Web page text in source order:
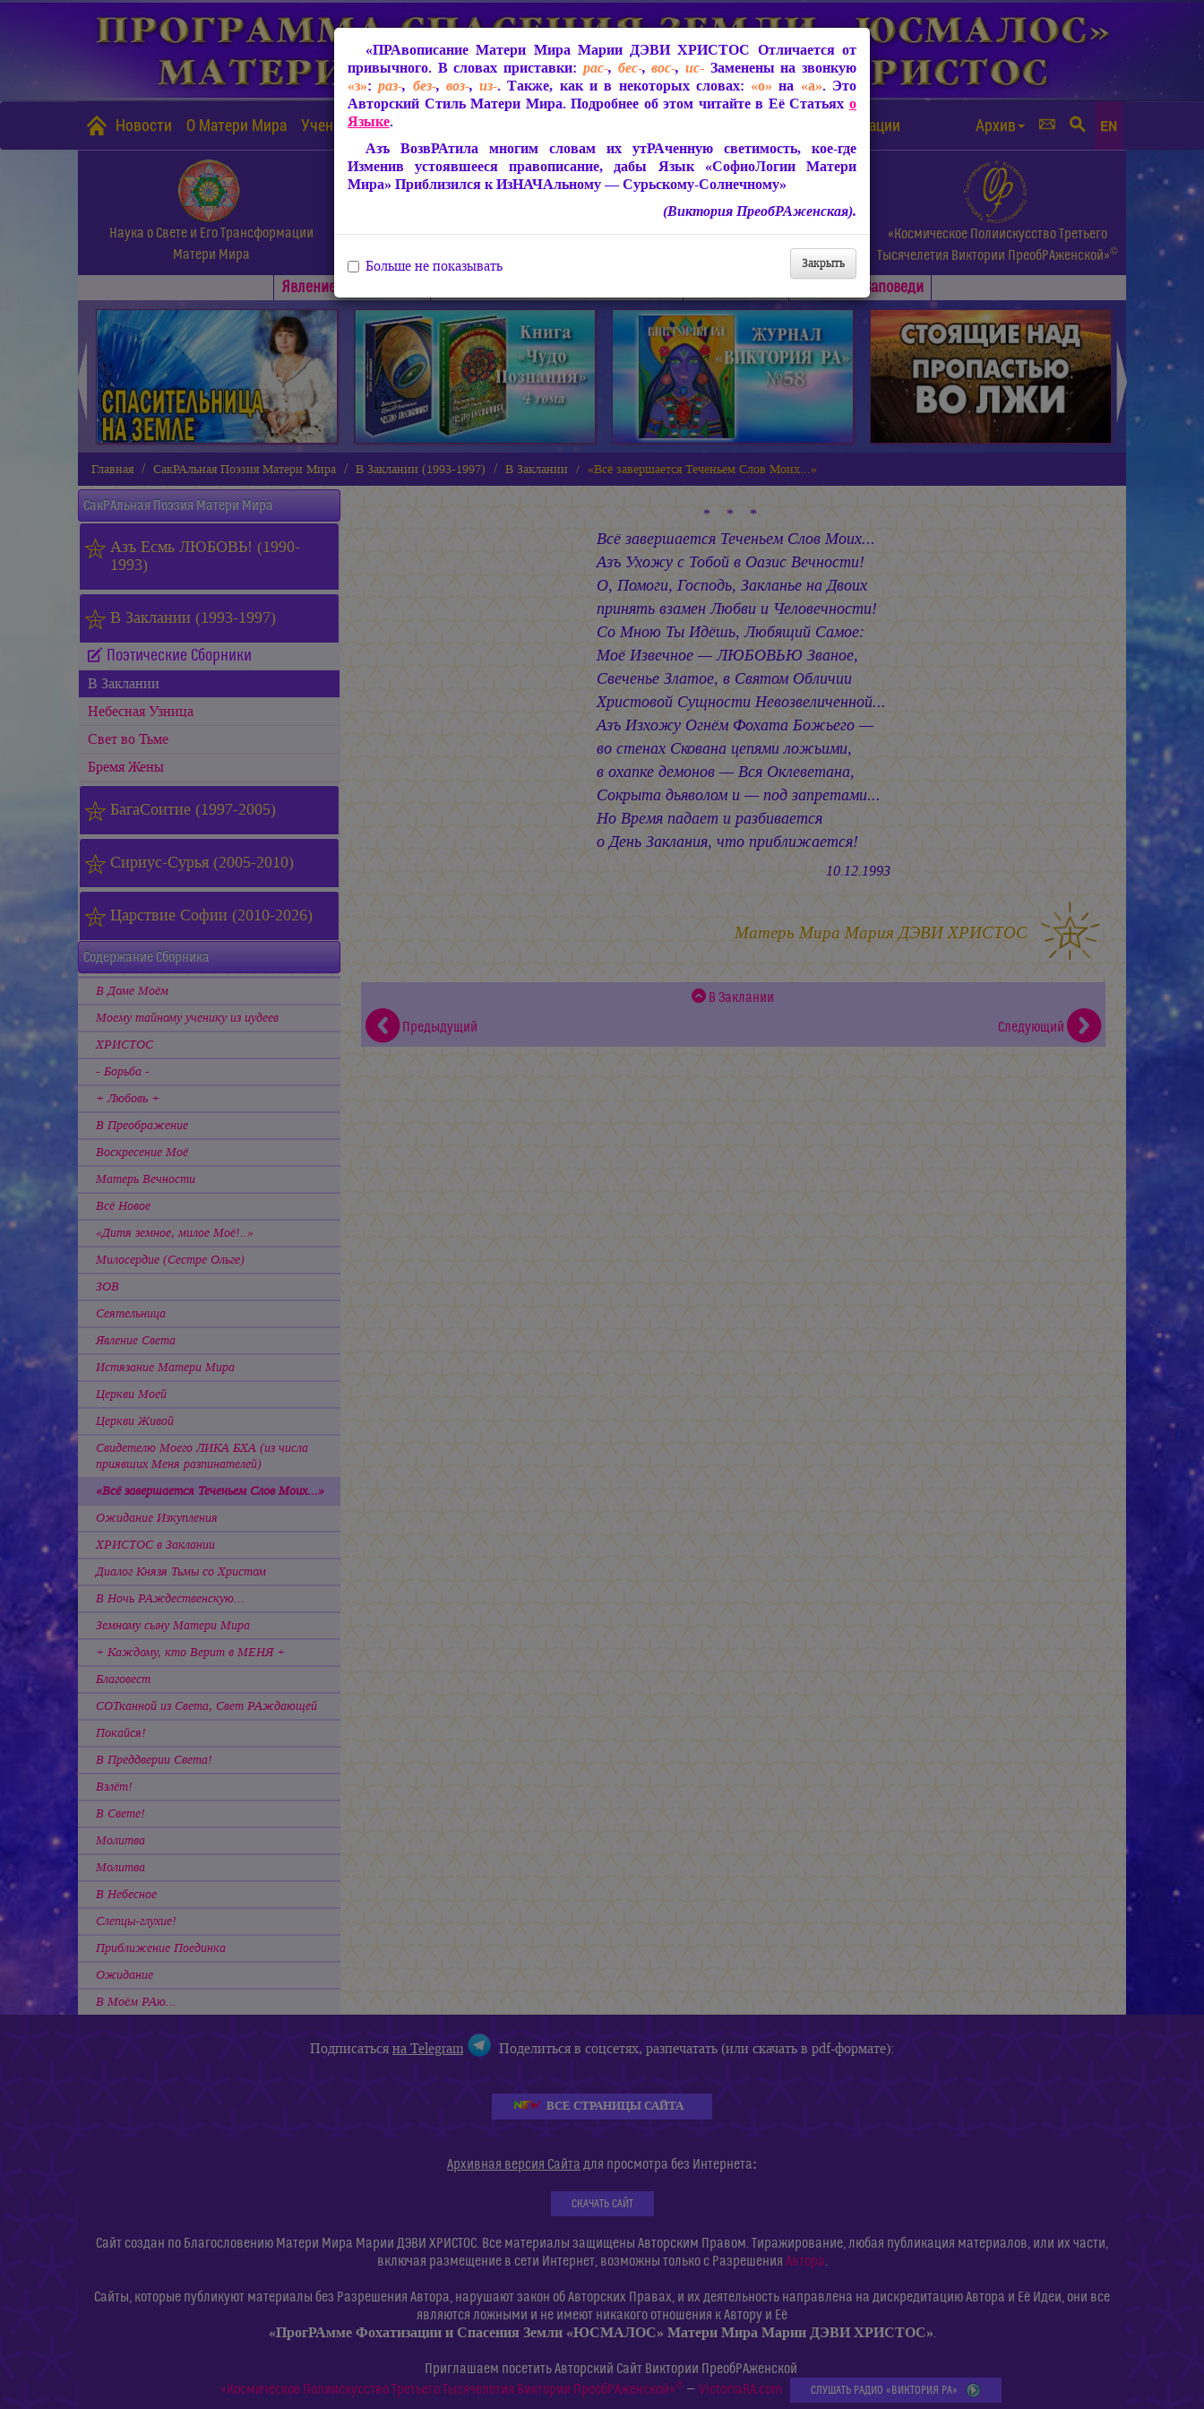
Новости О Матери Мира Учение Матери Мира Защита от чипизации Архив EN
Наука о Свете и Его Трансформации
Матери Мира
СофиоЛогия Матери Мира
Живое Слово Матери Мира.
Статьи, Книги, Видео, Аудио и др.
«Космическое Полиискусство Третьего
Тысячелетия Виктории ПреобРАженской»©
Явлениe Матери Мира Заповеди
◄ ►
Главная СакРАльная Поэзия Матери Мира В Заклании (1993-1997) В Заклании «Всё завершается Теченьем Слов Моих...»
СакРАльная Поэзия Матери Мира
Азъ Есмь ЛЮБОВЬ! (1990-
1993)
В Заклании (1993-1997)
Поэтические Сборники
В Заклании
Небесная Узница
Свет во Тьме
Бремя Жены
БагаСоитие (1997-2005)
Сириус-Сурья (2005-2010)
Царствие Софии (2010-2026)
Содержание Сборника
В Доме Моём
Моему тайному ученику из иудеев
ХРИСТОС
- Борьба -
+ Любовь +
В Преображение
Воскресение Моё
Матерь Вечности
Всё Новое
«Дитя земное, милое Моё!..»
Милосердие (Сестре Ольге)
ЗОВ
Сеятельница
Явление Света
Истязание Матери Мира
Церкви Моей
Церкви Живой
Свидетелю Моего ЛИКА БХА (из числа
приявших Меня разпинателей)
«Всё завершается Теченьем Слов Моих...»
Ожидание Изкупления
ХРИСТОС в Заклании
Диалог Князя Тьмы со Христом
В Ночь РАждественскую...
Земному сыну Матери Мира
+ Каждому, кто Верит в МЕНЯ +
Благовест
СОТканной из Света, Свет РАждающей
Покайся!
В Преддверии Света!
Взлёт!
В Свете!
Молитва
Молитва
В Небесное
Слепцы-глухие!
Приближение Поединка
Ожидание
В Моём РАю...
* * *
Всё завершается Теченьем Слов Моих...
Азъ Ухожу с Тобой в Оазис Вечности!
О, Помоги, Господь, Закланье на Двоих
принять взамен Любви и Человечности!
Со Мною Ты Идёшь, Любящий Самое:
Моё Извечное — ЛЮБОВЬЮ Званое,
Свеченье Златое, в Святом Обличии
Христовой Сущности Невозвеличенной...
Азъ Изхожу Огнём Фохата Божьего —
во стенах Скована цепями ложьими,
в охапке демонов — Вся Оклеветана,
Сокрыта дьяволом и — под запретами...
Но Время падает и разбивается
о День Заклания, что приближается!
10.12.1993
Матерь МираМария ДЭВИ ХРИСТОС
В Заклании
Предыдущий
Следующий
«ПРАвописание Матери Мира Марии ДЭВИ ХРИСТОС Отличается от
привычного. В словах приставки: рас-, бес-,вос-, ис-Заменены на звонкую
«з»:раз-, без-, воз-,из-. Также, как и в некоторых словах: «о» на «а». Это
Авторский Стиль Матери Мира. Подробнее об этом читайте в Её Статьях о
Языке.
Азъ ВозвРАтила многим словам их утРАченную светимость, кое-где
Изменив устоявшееся правописание, дабы Язык «СофиоЛогии Матери
Мира» Приблизился к ИзНАЧАльному — Сурьскому-Солнечному»
(Виктория ПреобРАженская).
Закрыть
Больше не показывать
Подписатьсяна Telegram Поделиться в соцсетях, разпечатать (или скачать в pdf-формате):
ВСЕ СТРАНИЦЫ САЙТА
Архивная версия Сайта для просмотра без Интернета:
СКАЧАТЬ САЙТ
Сайт создан по Благословению Матери Мира Марии ДЭВИ ХРИСТОС. Все материалы защищены Авторским Правом. Тиражирование, любая публикация материалов, или их части,
включая размещение в сети Интернет, возможны только с Разрешения Автора.
Сайты, которые публикуют материалы без Разрешения Автора, нарушают закон об Авторских Правах, и их деятельность направлена на дискредитацию Автора и Её Идеи, они все
являются ложными и не имеют никакого отношения к Автору и Её
«ПрогРАмме Фохатизации и Спасения Земли «ЮСМАЛОС» Матери Мира Марии ДЭВИ ХРИСТОС».
Приглашаем посетить Авторский Сайт Виктории ПреобРАженской
«Космическое Полиискусство Третьего Тысячелетия Виктории ПреобРАженской»© — VictoriaRA.com СЛУШАТЬ РАДИО «ВИКТОРИЯ РА»